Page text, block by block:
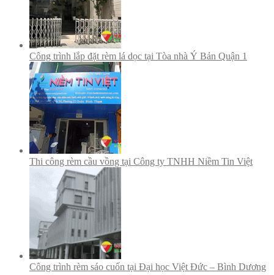
Công trình lắp đặt rèm lá dọc tại Tòa nhà Ý Bản Quận 1
Thi công rèm cầu vồng tại Công ty TNHH Niềm Tin Việt
Công trình rèm sáo cuốn tại Đại học Việt Đức – Bình Dương